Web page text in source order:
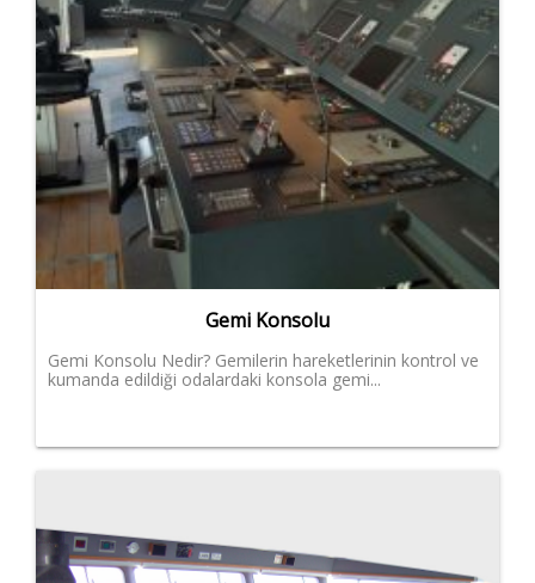
Gemi Konsolu
Gemi Konsolu Nedir? Gemilerin hareketlerinin kontrol ve
kumanda edildiği odalardaki konsola gemi...